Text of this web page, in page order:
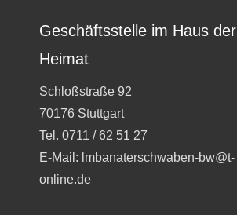
Geschäftsstelle im Haus der
Heimat
Schloßstraße 92
70176 Stuttgart
Tel. 0711 / 62 51 27
E-Mail: lmbanaterschwaben-bw@t-
online.de